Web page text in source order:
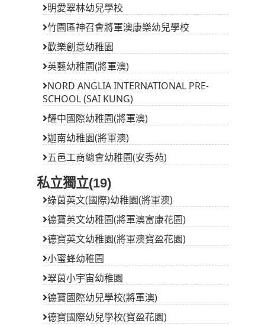
明愛翠林幼兒學校
竹園區神召會將軍澳康樂幼兒學校
歡樂創意幼稚園
英藝幼稚園(將軍澳)
NORD ANGLIA INTERNATIONAL PRE-
SCHOOL (SAI KUNG)
耀中國際幼稚園(將軍澳)
迦南幼稚園(將軍澳)
五邑工商總會幼稚園(安秀苑)
私立獨立(19)
綠茵英文(國際)幼稚園(將軍澳)
德寶英文幼稚園(將軍澳富康花園)
德寶英文幼稚園(將軍澳寶盈花園)
小蜜蜂幼稚園
翠茵小宇宙幼稚園
德寶國際幼兒學校(將軍澳)
德寶國際幼兒學校(寶盈花園)